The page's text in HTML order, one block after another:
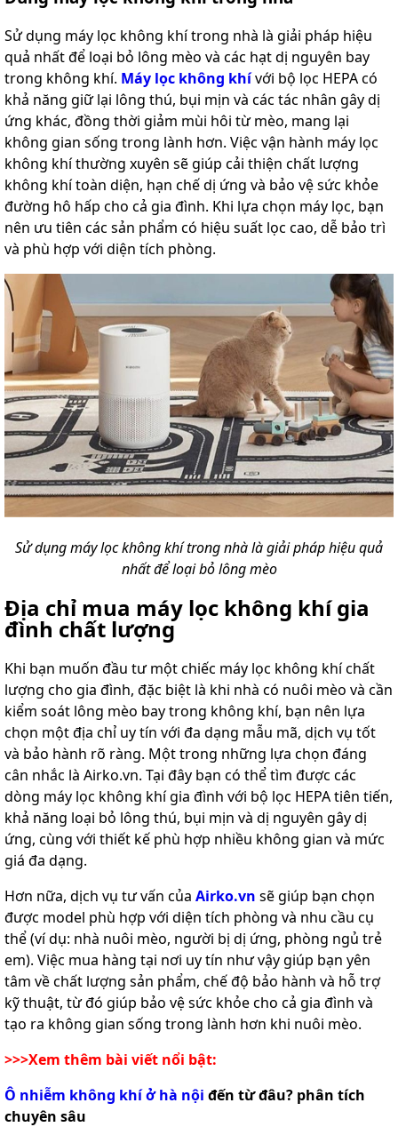
Sử dụng máy lọc không khí trong nhà là giải pháp hiệu
quả nhất để loại bỏ lông mèo và các hạt dị nguyên bay
trong không khí. Máy lọc không khívới bộ lọc HEPA có
khả năng giữ lại lông thú, bụi mịn và các tác nhân gây dị
ứng khác, đồng thời giảm mùi hôi từ mèo, mang lại
không gian sống trong lành hơn. Việc vận hành máy lọc
không khí thường xuyên sẽ giúp cải thiện chất lượng
không khí toàn diện, hạn chế dị ứng và bảo vệ sức khỏe
đường hô hấp cho cả gia đình. Khi lựa chọn máy lọc, bạn
nên ưu tiên các sản phẩm có hiệu suất lọc cao, dễ bảo trì
và phù hợp với diện tích phòng.
Sử dụng máy lọc không khí trong nhà là giải pháp hiệu quả
nhất để loại bỏ lông mèo
Địa chỉ mua máy lọc không khí gia
đình chất lượng
Khi bạn muốn đầu tư một chiếc máy lọc không khí chất
lượng cho gia đình, đặc biệt là khi nhà có nuôi mèo và cần
kiểm soát lông mèo bay trong không khí, bạn nên lựa
chọn một địa chỉ uy tín với đa dạng mẫu mã, dịch vụ tốt
và bảo hành rõ ràng. Một trong những lựa chọn đáng
cân nhắc là Airko.vn. Tại đây bạn có thể tìm được các
dòng máy lọc không khí gia đình với bộ lọc HEPA tiên tiến,
khả năng loại bỏ lông thú, bụi mịn và dị nguyên gây dị
ứng, cùng với thiết kế phù hợp nhiều không gian và mức
giá đa dạng.
Hơn nữa, dịch vụ tư vấn của Airko.vn sẽ giúp bạn chọn
được model phù hợp với diện tích phòng và nhu cầu cụ
thể (ví dụ: nhà nuôi mèo, người bị dị ứng, phòng ngủ trẻ
em). Việc mua hàng tại nơi uy tín như vậy giúp bạn yên
tâm về chất lượng sản phẩm, chế độ bảo hành và hỗ trợ
kỹ thuật, từ đó giúp bảo vệ sức khỏe cho cả gia đình và
tạo ra không gian sống trong lành hơn khi nuôi mèo.
>>>Xem thêm bài viết nổi bật:
Ô nhiễm không khí ở hà nội đến từ đâu? phân tích
chuyên sâu